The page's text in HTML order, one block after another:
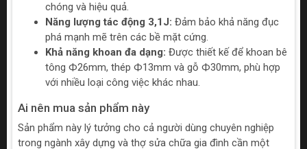
chóng và hiệu quả.
Năng lượng tác động 3,1J: Đảm bảo khả năng đục
phá mạnh mẽ trên các bề mặt cứng.
Khả năng khoan đa dạng: Được thiết kế để khoan bê
tông Ф26mm, thép Ф13mm và gỗ Ф30mm, phù hợp
với nhiều loại công việc khác nhau.
Ai nên mua sản phẩm này
Sản phẩm này lý tưởng cho cả người dùng chuyên nghiệp
trong ngành xây dựng và thợ sửa chữa gia đình cần một